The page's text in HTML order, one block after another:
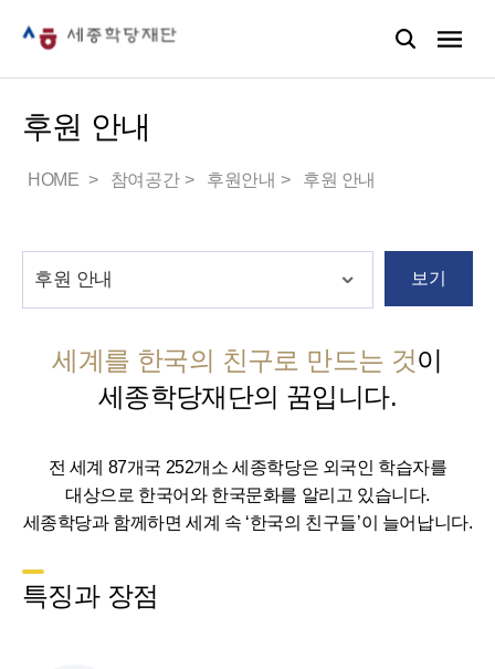
후원 안내
HOME 참여공간 후원안내 후원 안내
보기
세계를 한국의 친구로 만드는 것이
세종학당재단의 꿈입니다.
전 세계 87개국 252개소 세종학당은 외국인 학습자를
대상으로 한국어와 한국문화를 알리고 있습니다.
세종학당과 함께하면 세계 속 ‘한국의 친구들’이 늘어납니다.
특징과 장점